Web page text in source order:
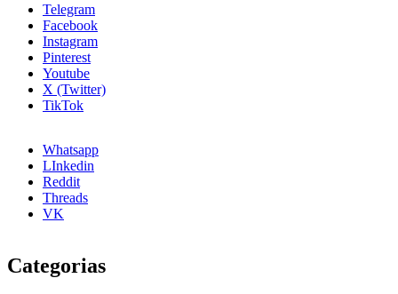
Telegram
Facebook
Instagram
Pinterest
Youtube
X (Twitter)
TikTok
Whatsapp
LInkedin
Reddit
Threads
VK
Categorias